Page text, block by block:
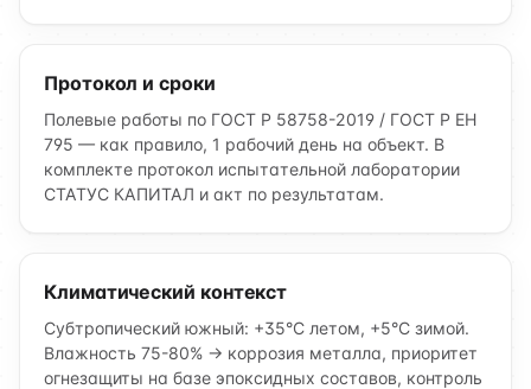
Протокол и сроки
Полевые работы по ГОСТ Р 58758-2019 / ГОСТ Р ЕН
795 — как правило, 1 рабочий день на объект. В
комплекте протокол испытательной лаборатории
СТАТУС КАПИТАЛ и акт по результатам.
Климатический контекст
Субтропический южный: +35°C летом, +5°C зимой.
Влажность 75-80% → коррозия металла, приоритет
огнезащиты на базе эпоксидных составов, контроль